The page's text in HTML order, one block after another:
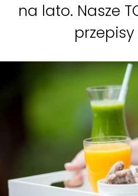
na lato. Nasze